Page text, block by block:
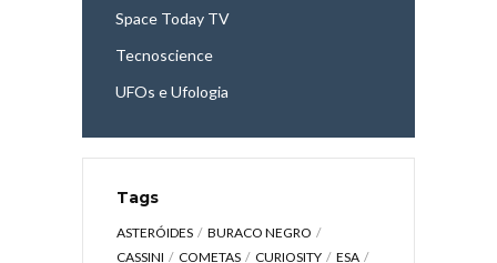
Space Today TV
Tecnoscience
UFOs e Ufologia
Tags
ASTERÓIDES
BURACO NEGRO
CASSINI
COMETAS CURIOSITY
ESA